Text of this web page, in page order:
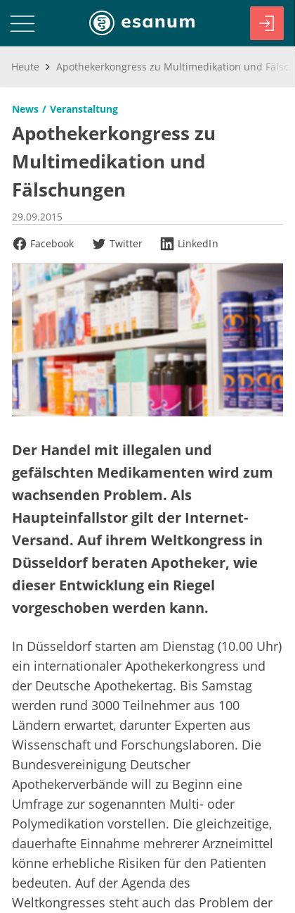
Heute
News Veranstaltung
Apothekerkongress zu
Multimedikation und
Fälschungen
29.09.2015
Facebook
Twitter LinkedIn
Der Handel mit illegalen und
gefälschten Medikamenten wird zum
wachsenden Problem. Als
Haupteinfallstor gilt der Internet-
Versand. Auf ihrem Weltkongress in
Düsseldorf beraten Apotheker, wie
dieser Entwicklung ein Riegel
vorgeschoben werden kann.
In Düsseldorf starten am Dienstag (10.00 Uhr)
ein internationaler Apothekerkongress und
der Deutsche Apothekertag. Bis Samstag
werden rund 3000 Teilnehmer aus 100
Ländern erwartet, darunter Experten aus
Wissenschaft und Forschungslaboren. Die
Bundesvereinigung Deutscher
Apothekerverbände will zu Beginn eine
Umfrage zur sogenannten Multi- oder
Polymedikation vorstellen. Die gleichzeitige,
dauerhafte Einnahme mehrerer Arzneimittel
könne erhebliche Risiken für den Patienten
bedeuten. Auf der Agenda des
Weltkongresses steht auch das Problem der